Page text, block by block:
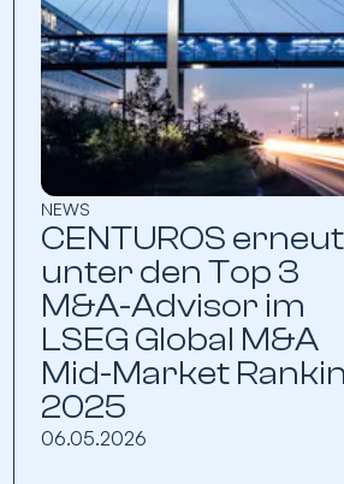
NEWS
CENTUROS erneut
unter den Top 3
M&A-Advisor im
LSEG Global M&A
Mid-Market
2025
06.05.2026